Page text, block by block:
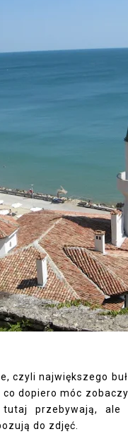
czyli największego
dopiero móc
przebywają, ale
do zdjęć.